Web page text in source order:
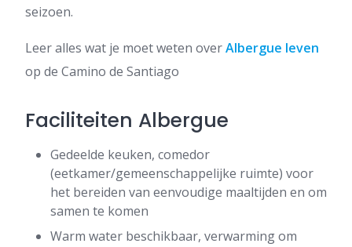
seizoen.
Leer alles wat je moet weten overAlbergue leven
op de Camino de Santiago
Faciliteiten Albergue
Gedeelde keuken, comedor
(eetkamer/gemeenschappelijke ruimte) voor
het bereiden van eenvoudige maaltijden en om
samen te komen
Warm water beschikbaar, verwarming om